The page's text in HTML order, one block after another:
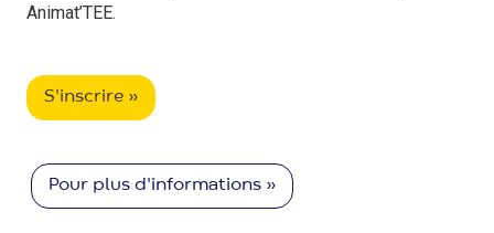
Animat’TEE.
S'inscrire »
Pour plus d'informations »